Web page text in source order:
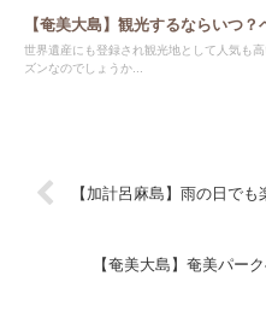
【奄美大島】観光するならいつ
世界遺産にも登録され観光地として人気も
ズンなのでしょうか...
【加計呂麻島】雨の日で
【奄美大島】奄美パー